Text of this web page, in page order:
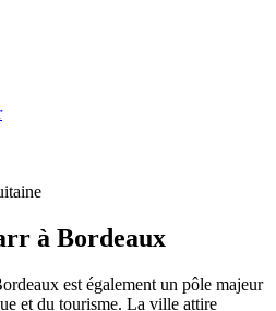
à Bordeaux
est également un pôle majeur
et du tourisme. La ville attire